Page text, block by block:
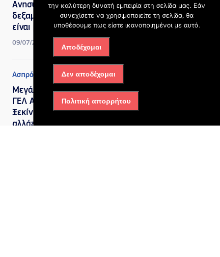
Ανησυχία για φορτηγό με
δεξαμενή προπανίου που
είναι μέσα στην επιχείρηση
09/07/2026, 10:31 πμ
Ασπρόπυργος
Μεγάλες αλλαγές στο 1ο
ΓΕΛ Ασπροπύργου:
Ξεκίνησαν οι εργασίες που
αλλάζουν την εικόνα του
την καλύτερη δυνατή εμπειρία στη σελίδα μας. Εάν
συνεχίσετε να χρησιμοποιείτε τη σελίδα, θα
υποθέσουμε πως είστε ικανοποιημένοι με αυτό.
Αποδέχομαι
Δεν αποδέχομαι
Πολιτική απορρήτου